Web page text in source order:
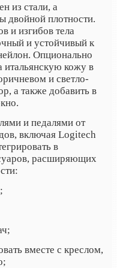
из стали, а
двойной плотности.
и изгибов тела
и устойчивый к
Опционально
итальянскую кожу в
и светло-
а также добавить в
и педалями от
включая Logitech
в
расширяющих
вместе с креслом,